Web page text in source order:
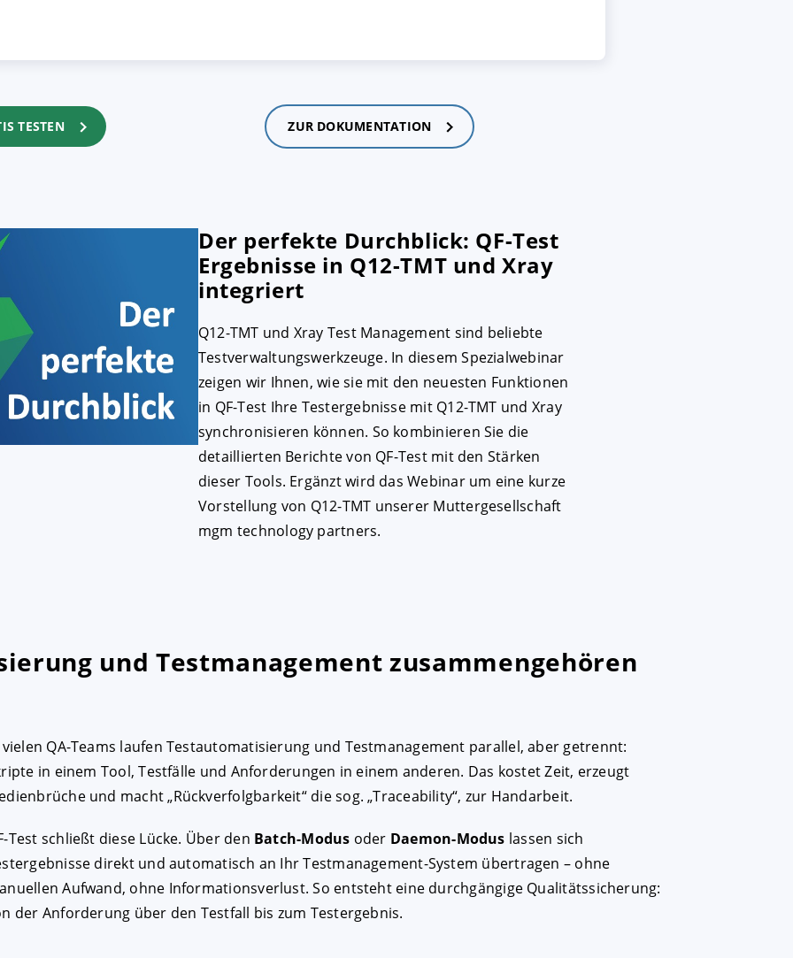
TESTEN ZUR DOKUMENTATION
Der perfekte Durchblick: QF-Test
Ergebnisse in Q12-TMT und Xray
integriert
Q12-TMT und Xray Test Management sind beliebte
Testverwaltungswerkzeuge. In diesem Spezialwebinar
zeigen wir Ihnen, wie sie mit den neuesten Funktionen
in QF-Test Ihre Testergebnisse mit Q12-TMT und Xray
synchronisieren können. So kombinieren Sie die
detaillierten Berichte von QF-Test mit den Stärken
dieser Tools. Ergänzt wird das Webinar um eine kurze
Vorstellung von Q12-TMT unserer Muttergesellschaft
mgm technology partners.
und Testmanagement zusammengehören
QA-Teams laufen Testautomatisierung und Testmanagement parallel, aber getrennt:
in einem Tool, Testfälle und Anforderungen in einem anderen. Das kostet Zeit, erzeugt
und macht „Rückverfolgbarkeit“ die sog. „Traceability“, zur Handarbeit.
Test schließt diese Lücke. Über den Batch-Modus oder Daemon-Modus lassen sich
direkt und automatisch an Ihr Testmanagement-System übertragen – ohne
Aufwand, ohne Informationsverlust. So entsteht eine durchgängige Qualitätssicherung:
der Anforderung über den Testfall bis zum Testergebnis.